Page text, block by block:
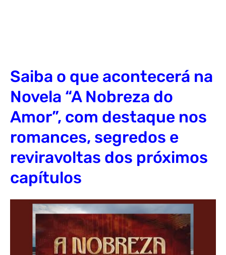
Saiba o que acontecerá na
Novela “A Nobreza do
Amor”, com destaque nos
romances, segredos e
reviravoltas dos próximos
capítulos